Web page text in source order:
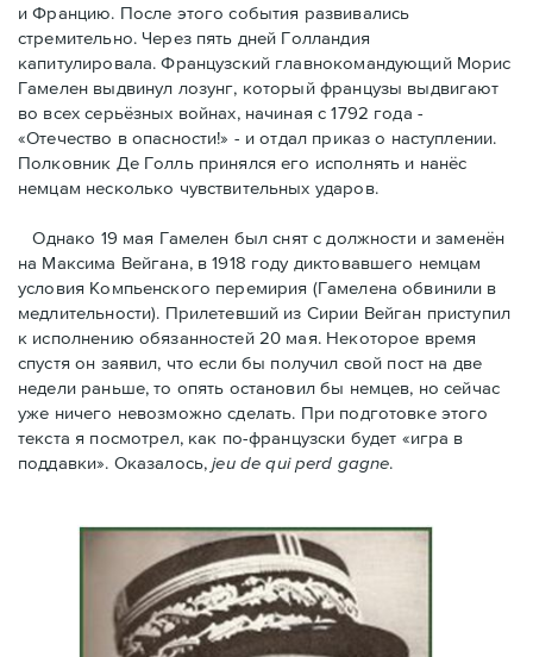
и Францию. После этого события развивались
стремительно. Через пять дней Голландия
капитулировала. Французский главнокомандующий Морис
Гамелен выдвинул лозунг, который французы выдвигают
во всех серьёзных войнах, начиная с 1792 года -
«Отечество в опасности!» - и отдал приказ о наступлении.
Полковник Дe Голль принялся его исполнять и нанёс
немцам несколько чувствительных ударов.
Однако 19 мая Гамелен был снят с должности и заменён
на Максима Вейгана, в 1918 году диктовавшего немцам
условия Компьенского перемирия (Гамелена обвинили в
медлительности). Прилетевший из Сирии Вейган приступил
к исполнению обязанностей 20 мая. Hекоторое время
спустя oн заявил, что если бы получил свой пост на две
недели раньше, то опять остановил бы немцев, но сейчас
уже ничего невозможно сделать. При подготовке этого
текста я посмотрел, как по-французски будет «игра в
поддавки». Оказалось,jeu de qui perd gagne.